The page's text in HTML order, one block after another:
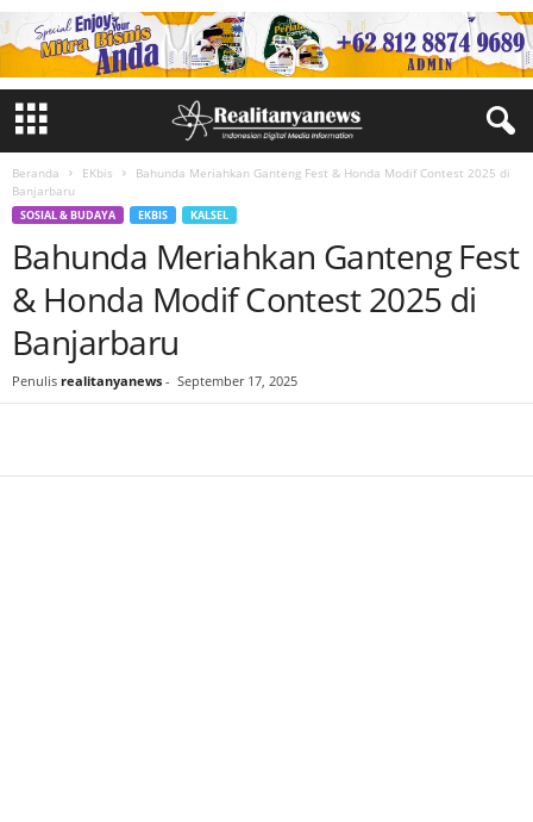
Beranda EKbis
Bahunda Meriahkan Ganteng Fest & Honda Modif Contest 2025 di
Banjarbaru
SOSIAL & BUDAYA EKBIS KALSEL
Bahunda Meriahkan Ganteng Fest
& Honda Modif Contest 2025 di
Banjarbaru
Penulis realitanyanews - September 17, 2025